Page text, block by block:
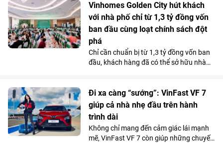
Nguồn lực này sẽ được sử dụng để triển
khai hơn 30 công trình môi trường cộng
đồng tại 11 tỉnh, thành phố, góp phần cải
thiện điều kiện sống, bảo vệ môi trường
và mang lại lợi ích cho hơn 100.000
người dân trên cả nước.
Vinhomes Golden City hút khách
với nhà phố chỉ từ 1,3 tỷ đồng vốn
ban đầu cùng loạt chính sách đột
phá
Chỉ cần chuẩn bị từ 1,3 tỷ đồng vốn ban
đầu, khách hàng đã có thể sở hữu nhà
tâm cùng chính sách hỗ trợ lãi suất tốt
bậc nhất thị trường từ chủ đầu tư đang
giúp dự án thu hút người mua ở thực lẫn
nhà đầu tư tìm kiếm sản phẩm có khả
năng khai thác kinh doanh và tăng giá
lâu dài.
Đi xa càng “sướng”: VinFast VF 7
giúp cả nhà nhẹ đầu trên hành
trình dài
Không chỉ mang đến cảm giác lái mạnh
mẽ, VinFast VF 7 còn giúp những chuyến